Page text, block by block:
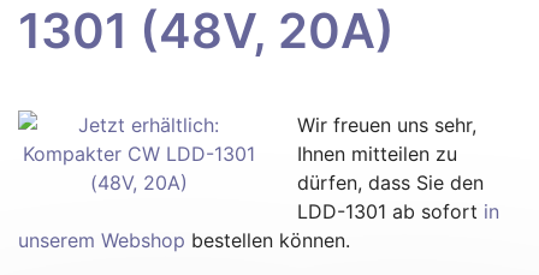
1301 (48V, 20A)
Wir freuen uns sehr,
Ihnen mitteilen zu
dürfen, dass Sie den
LDD-1301 ab sofort in
unserem Webshop bestellen können.